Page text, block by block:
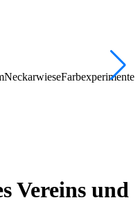
NeckarwieseFarbexperimente
Vereins und